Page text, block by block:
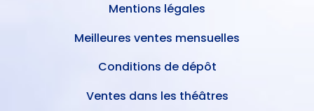
Mentions légales
Meilleures ventes mensuelles
Conditions de dépôt
Ventes dans les théâtres